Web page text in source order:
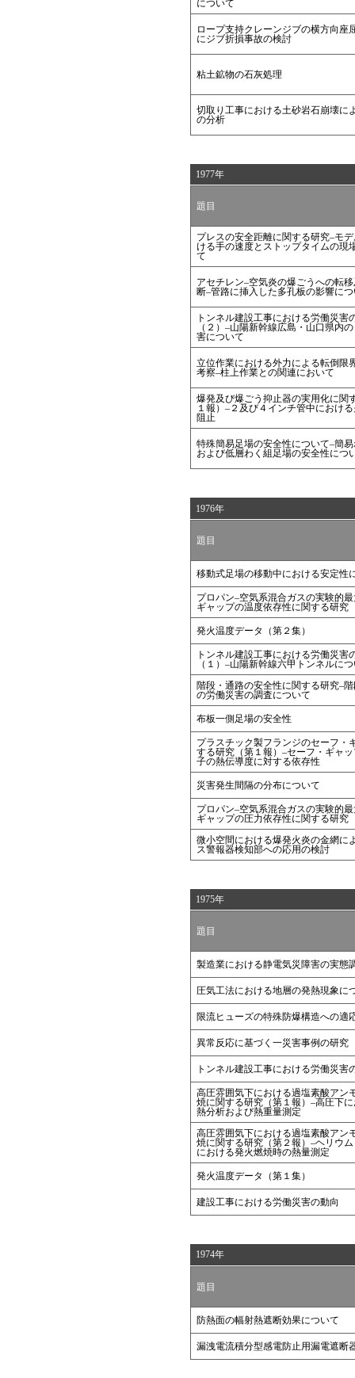
について
ロープ支持クレーンジブの横方向座
にジブ折損事故の検討
粘土鉱物の石灰処理
切取り工事における土砂岩石崩壊に
の分析
1977年
題目
プレスの安全距離に関する研究–モ
ける手の速度とストップタイムの現
て
アセチレン–空気炎の爆ごうへの転
断–管路に挿入した多孔板の影響に
トンネル建設工事における労働災害
（２）–山陽新幹線広島・山口県内
害について
立位作業における外力による転倒限
考察–柱上作業との関連において
爆発及び爆ごう抑止器の実用化に関
１報）–２及び４インチ管中におけ
阻止
特殊簡易足場の安全性について–簡
および低層わく組足場の安全性につ
1976年
題目
移動式足場の移動中における安定性
プロパン–空気系混合ガスの実験的
ギャップの温度依存性に関する研究
発火温度データ（第２集）
トンネル建設工事における労働災害
（１）–山陽新幹線六甲トンネルに
階段・通路の安全性に関する研究–
の労働災害の調査について
布板一側足場の安全性
プラスチック製フランジのセーフ・
する研究（第１報）–セーフ・ギャ
子の熱伝導度に対する依存性
災害発生間隔の分布について
プロパン–空気系混合ガスの実験的
ギャップの圧力依存性に関する研究
微小空間における爆発火炎の金網に
ス警報器検知部への応用の検討
1975年
題目
製造業における静電気災障害の実態
圧気工法における地層の発熱現象に
限流ヒューズの特殊防爆構造への適
異常反応に基づく一災害事例の研究
トンネル建設工事における労働災害
高圧雰囲気下における過塩素酸アン
焼に関する研究（第１報）–高圧下
熱分析および熱重量測定
高圧雰囲気下における過塩素酸アン
焼に関する研究（第２報）–ヘリウ
における発火燃焼時の熱量測定
発火温度データ（第１集）
建設工事における労働災害の動向
1974年
題目
防熱面の幅射熱遮断効果について
漏洩電流積分型感電防止用漏電遮断